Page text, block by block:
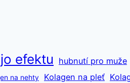
efektu hubnutí pro muže
na nehty Kolagen na pleť